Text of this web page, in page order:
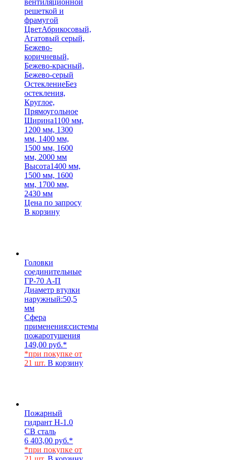
решеткой и
фрамугой
ЦветАбрикосовый,
Агатовый серый,
Бежево-
коричневый,
Бежево-красный,
Бежево-серый
ОстеклениеБез
остекления,
Круглое,
Прямоугольное
Ширина1100 мм,
1200 мм, 1300
мм, 1400 мм,
1500 мм, 1600
мм, 2000 мм
Высота1400 мм,
1500 мм, 1600
мм, 1700 мм,
2430 мм
Цена по запросу
В корзину
Головки
соединительные
ГР-70 А-П
Диаметр втулки
наружный:50,5
мм
Сфера
применения:системы
пожаротушения
149,00 руб.*
*при покупке от
21 шт. В корзину
Пожарный
гидрант Н-1.0
СВ сталь
6 403,00 руб.*
*при покупке от